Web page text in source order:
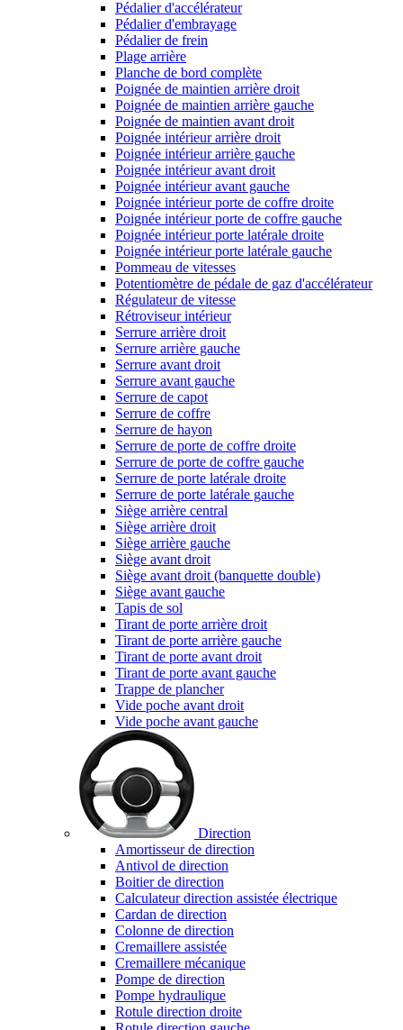
Pédalier d'accélérateur
Pédalier d'embrayage
Pédalier de frein
Plage arrière
Planche de bord complète
Poignée de maintien arrière droit
Poignée de maintien arrière gauche
Poignée de maintien avant droit
Poignée intérieur arrière droit
Poignée intérieur arrière gauche
Poignée intérieur avant droit
Poignée intérieur avant gauche
Poignée intérieur porte de coffre droite
Poignée intérieur porte de coffre gauche
Poignée intérieur porte latérale droite
Poignée intérieur porte latérale gauche
Pommeau de vitesses
Potentiomètre de pédale de gaz d'accélérateur
Régulateur de vitesse
Rétroviseur intérieur
Serrure arrière droit
Serrure arrière gauche
Serrure avant droit
Serrure avant gauche
Serrure de capot
Serrure de coffre
Serrure de hayon
Serrure de porte de coffre droite
Serrure de porte de coffre gauche
Serrure de porte latérale droite
Serrure de porte latérale gauche
Siège arrière central
Siège arrière droit
Siège arrière gauche
Siège avant droit
Siège avant droit (banquette double)
Siège avant gauche
Tapis de sol
Tirant de porte arrière droit
Tirant de porte arrière gauche
Tirant de porte avant droit
Tirant de porte avant gauche
Trappe de plancher
Vide poche avant droit
Vide poche avant gauche
Direction
Amortisseur de direction
Antivol de direction
Boitier de direction
Calculateur direction assistée électrique
Cardan de direction
Colonne de direction
Cremaillere assistée
Cremaillere mécanique
Pompe de direction
Pompe hydraulique
Rotule direction droite